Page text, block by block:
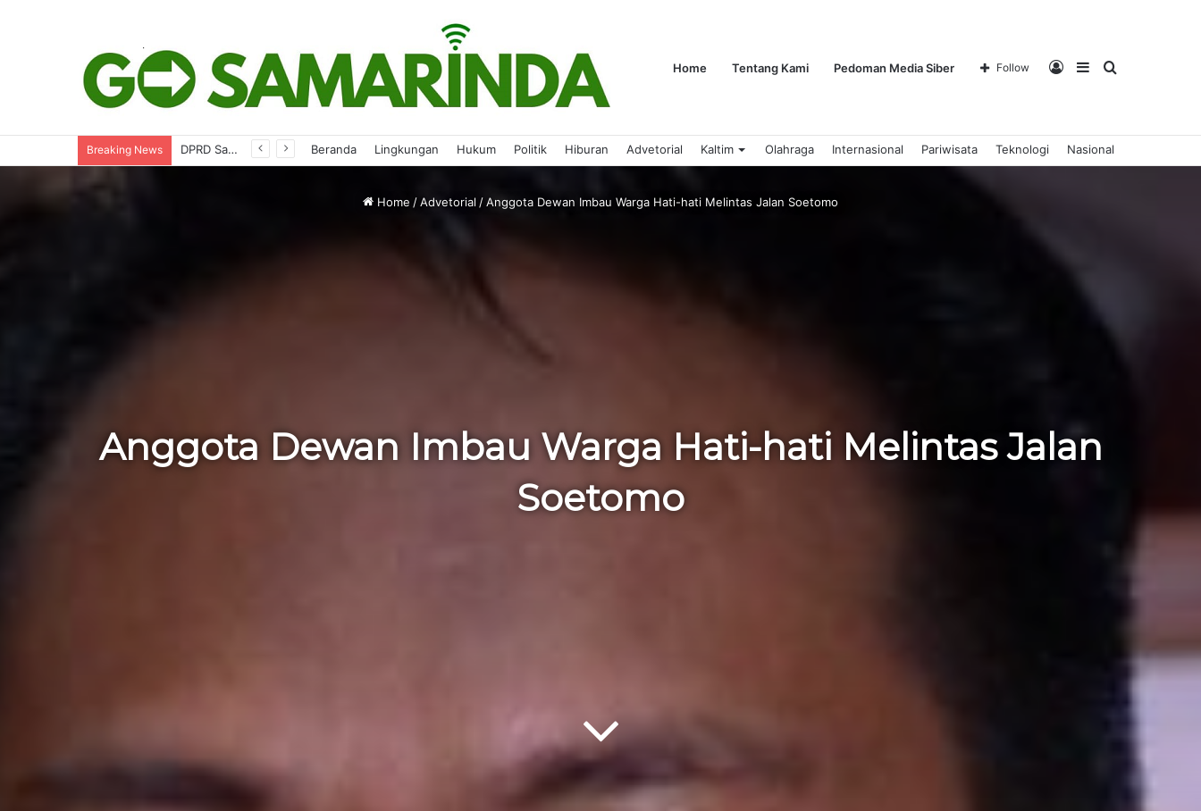
Home Tentang Kami Pedoman Media Siber Search
Sidebar
Log
Follow
Breaking News Perkuat Tata Kelola Organisasi dan Taat Hukum, KONI Kaltim Minta Pendampingan Kejati Beranda Lingkungan Hukum Politik Hiburan Advetorial Kaltim Olahraga Internasional Pariwisata Teknologi Nasional
Home /Advetorial /Anggota Dewan Imbau Warga Hati-hati Melintas Jalan Soetomo
Anggota Dewan Imbau Warga Hati-hati Melintas Jalan
Soetomo